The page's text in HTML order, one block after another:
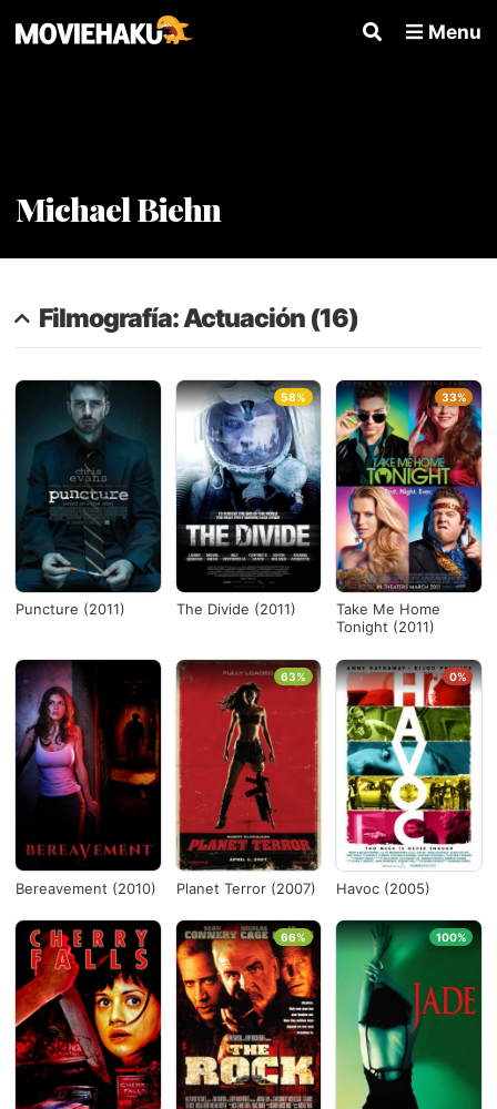
Menu
Michael Biehn
Filmografía: Actuación (16)
Puncture (2011) The Divide (2011)
58%
Take Me Home
Tonight (2011)
33%
Bereavement (2010) Planet Terror (2007)
63%
Havoc (2005)
0%
66% 100%